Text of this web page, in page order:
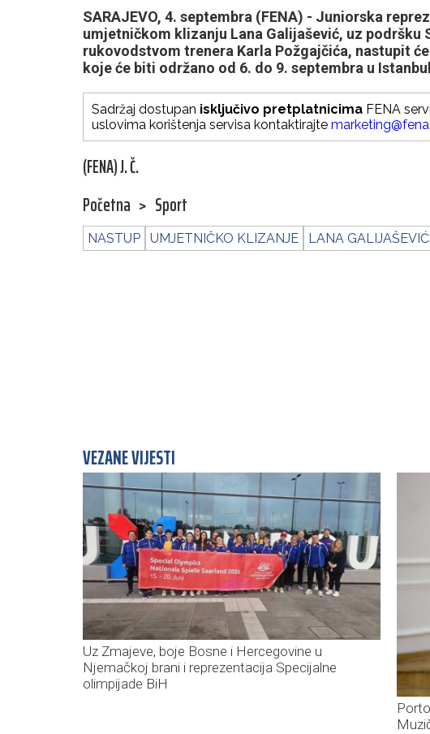
SARAJEVO, 4. septembra (FENA) - Juniorska
umjetničkom klizanju Lana Galijašević, uz podršku
rukovodstvom trenera Karla Požgajčića, nastupit
koje će biti održano od 6. do 9. septembra u
Sadržaj dostupan isključivo pretplatnicima FENA
uslovima korištenja servisa kontaktirajte
(FENA) J. Č.
Početna > Sport
NASTUP UMJETNIČKO KLIZANJE LANA GALIJAŠEVIĆ
VEZANE VIJESTI
Uz Zmajeve, boje Bosne i Hercegovine u
Njemačkoj brani i reprezentacija Specijalne
olimpijade BiH